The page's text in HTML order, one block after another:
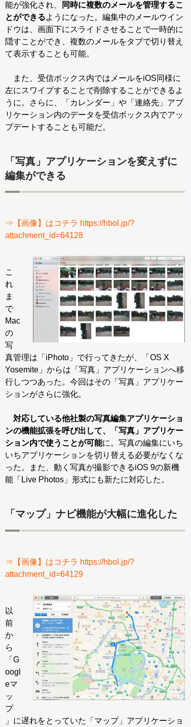
能が強化され、
同時に複数のメールを管理するこ
とができるようになった。編集中のメールウイン
ドウは、画面下にスライドさせることで一時的に
隠すことができ、複数のメールをタブで切り替え
て表示することも可能。
また、受信ボックス内ではメールをiOS同様に
左にスワイプすることで削除することができるよ
うに。さらに、「カレンダー」や「連絡先」アプ
リケーション内のデータを受信ボックス内でアッ
プデートすることも可能だ。
「写真」アプリケーションを変えずに
編集ができる
⇒【画像】はコチラ https://hbol.jp/?
attachment_id=64128
こ
れ
ま
で
Mac
の
写
真管理は「iPhoto」で行ってきたが、「OS X
Yosemite」からは「写真」アプリケーションへ移
行しつつあった。今回はその「写真」アプリケー
ションがさらに強化。
対応している他社製の写真編集アプリケーショ
ンの機能拡張を呼び出して、「写真」アプリケー
ション内で使うことが可能に。写真の編集にいち
いちアプリケーションを切り替える必要がなくな
った。また、動く写真が撮影できるiOS 9の新機
能「Live Photos」形式にも新たに対応した。
「マップ」ナビ機能が大幅に進化した
⇒【画像】はコチラ https://hbol.jp/?
attachment_id=64129
以
前
か
ら
「G
oogl
eマ
ッ
プ
」に遅れをとっていた「マップ」アプリケーショ